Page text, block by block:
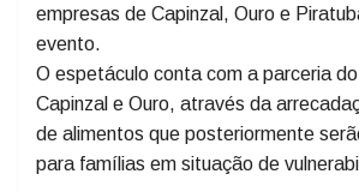
reforçou a importância de investir em
culturais locais e mostrou a força
arte no cotidiano das pessoas. Na
empresas de Capinzal, Ouro e
evento.
O espetáculo conta com a parceria do